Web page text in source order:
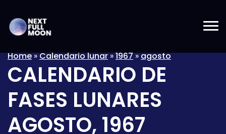
Home»Calendario lunar»1967»agosto
CALENDARIO DE
FASES LUNARES
AGOSTO, 1967